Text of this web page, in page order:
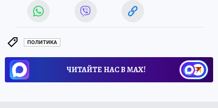
ПОЛИТИКА
ЧИТАЙТЕ НАС В МАХ!